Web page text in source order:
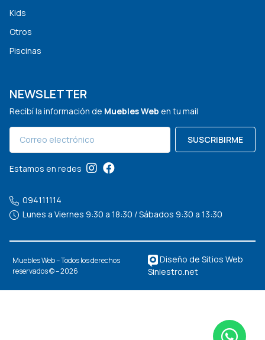
Kids
Otros
Piscinas
NEWSLETTER
Recibí la información de Muebles Web en tu mail
SUSCRIBIRME
Estamos en redes
094111114
Lunes a Viernes 9:30 a 18:30 / Sábados 9:30 a 13:30
Muebles Web – Todos los derechos
reservados © – 2026
Diseño de Sitios Web
Siniestro.net